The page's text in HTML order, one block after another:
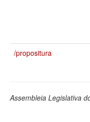
/propositura
Assembleia Legislativa